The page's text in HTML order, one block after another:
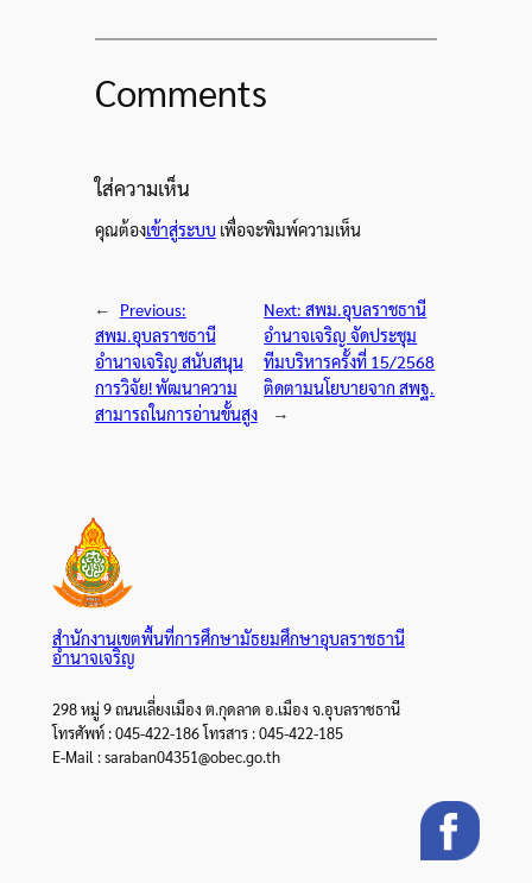
Comments
ใส่ความเห็น
คุณต้องเข้าสู่ระบบ เพื่อจะพิมพ์ความเห็น
←
Previous:
สพม.อุบลราชธานี
อำนาจเจริญ สนับสนุน
การวิจัย! พัฒนาความ
สามารถในการอ่านขั้นสูง
Next:สพม.อุบลราชธานี
อำนาจเจริญ จัดประชุม
ทีมบริหารครั้งที่ 15/2568
ติดตามนโยบายจาก สพฐ.
→
สำนักงานเขตพื้นที่การศึกษามัธยมศึกษาอุบลราชธานี
อำนาจเจริญ
298 หมู่ 9 ถนนเลี่ยงเมือง ต.กุดลาด อ.เมือง จ.อุบลราชธานี
โทรศัพท์ : 045-422-186 โทรสาร : 045-422-185
E-Mail : saraban04351@obec.go.th